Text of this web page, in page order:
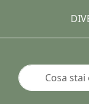
Inserire un